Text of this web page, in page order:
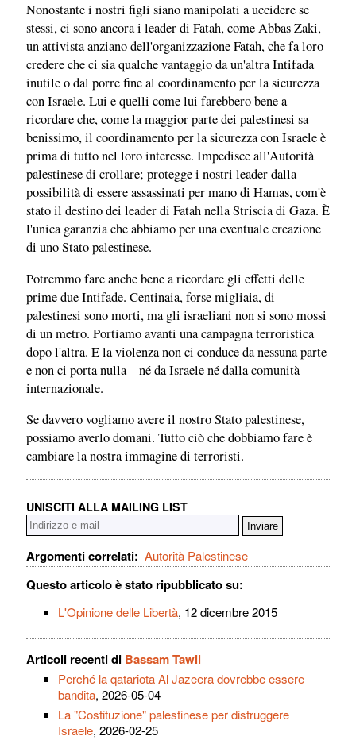
Nonostante i nostri figli siano manipolati a uccidere se
stessi, ci sono ancora i leader di Fatah, come Abbas Zaki,
un attivista anziano dell'organizzazione Fatah, che fa loro
credere che ci sia qualche vantaggio da un'altra Intifada
inutile o dal porre fine al coordinamento per la sicurezza
con Israele. Lui e quelli come lui farebbero bene a
ricordare che, come la maggior parte dei palestinesi sa
benissimo, il coordinamento per la sicurezza con Israele è
prima di tutto nel loro interesse. Impedisce all'Autorità
palestinese di crollare; protegge i nostri leader dalla
possibilità di essere assassinati per mano di Hamas, com'è
stato il destino dei leader di Fatah nella Striscia di Gaza. È
l'unica garanzia che abbiamo per una eventuale creazione
di uno Stato palestinese.
Potremmo fare anche bene a ricordare gli effetti delle
prime due Intifade. Centinaia, forse migliaia, di
palestinesi sono morti, ma gli israeliani non si sono mossi
di un metro. Portiamo avanti una campagna terroristica
dopo l'altra. E la violenza non ci conduce da nessuna parte
e non ci porta nulla – né da Israele né dalla comunità
internazionale.
Se davvero vogliamo avere il nostro Stato palestinese,
possiamo averlo domani. Tutto ciò che dobbiamo fare è
cambiare la nostra immagine di terroristi.
UNISCITI ALLA MAILING LIST
Argomenti correlati: Autorità Palestinese
Questo articolo è stato ripubblicato su:
L'Opinione delle Libertà, 12 dicembre 2015
Articoli recenti di Bassam Tawil
Perché la qatariota Al Jazeera dovrebbe essere
bandita, 2026-05-04
La "Costituzione" palestinese per distruggere
Israele, 2026-02-25